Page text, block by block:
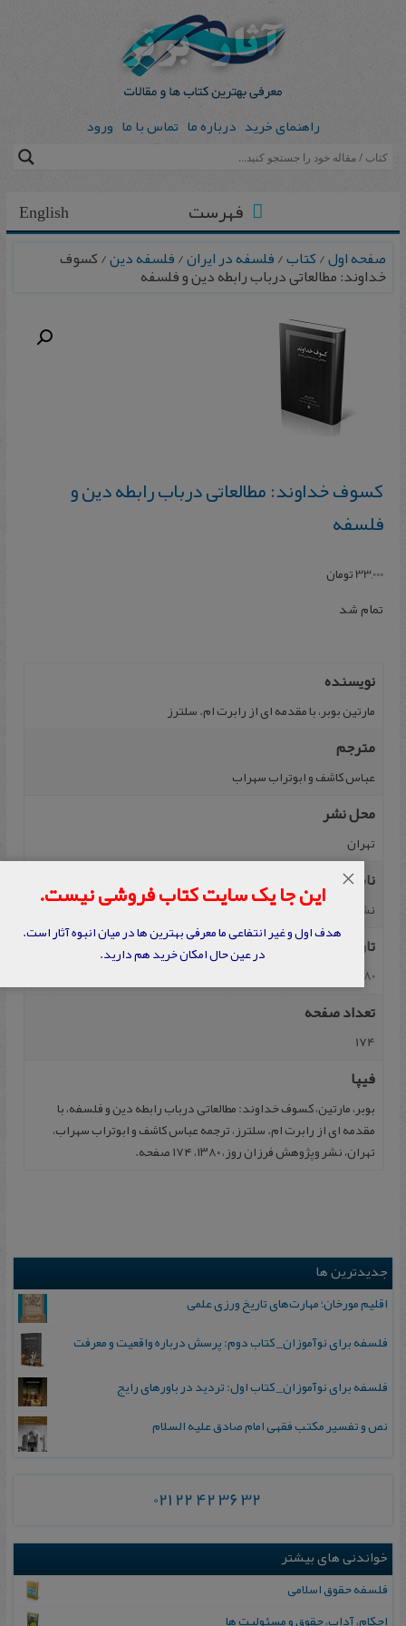
راهنمای خرید درباره ما تماس با ما ورود
English فهرست
صفحه اول/کتاب/فلسفه در ایران/فلسفه دین/ کسوف‌
خداوند: مطالعاتی‌ درباب‌ رابطه‌ دین‌ و فلسفه
کسوف‌ خداوند: مطالعاتی‌ درباب‌ رابطه‌ دین‌ و
فلسفه
33,000تومان
تمام شد
نویسنده
مارتین بوبر، با مقدمه‌ ای ‌از رابرت‌ ام‌. سلترز
مترجم
عباس‌ کاشف‌ و ابوتراب‌ سهراب‌
محل نشر
تهران
ناشر
نشر و پژوهش فرزان روز
تاریخ نشر
1380
تعداد صفحه
174
فیپا
بوبر، مارتین، کسوف‌ خداوند: مطالعاتی‌ درباب‌ رابطه‌ دین‌ و فلسفه، با
مقدمه‌ ای ‌از رابرت‌ ام‌. سلترز، ترجمه‌ عباس‌ کاشف‌ و ابوتراب‌ سهراب‌،
تهران، نشر وپژوهش‌ فرزان‌ روز، ۱۳۸۰، ۱۷۴ صفحه.
جدیدترین ها
اقلیم مورخان؛ مهارت‌های تاریخ ورزی علمی
فلسفه برای نوآموزان_ کتاب دوم: پرسش درباره واقعیت و معرفت
فلسفه برای نوآموزان_ کتاب اول: تردید در باورهای رایج
نص و تفسیر مکتب فقهی امام صادق علیه السلام
021 22 42 36 32
خواندنی های بیشتر
فلسفه حقوق اسلامی
اح‍ک‍ام‌، آداب‌، ح‍ق‍وق‌ و م‍س‍ئ‍ولیت ه‍ا
این جا یک سایت کتاب فروشی نیست.
هدف اول و غیر انتفاعی ما معرفی بهترین ها در میان انبوه آثار است.
در عین حال امکان خرید هم دارید.
×